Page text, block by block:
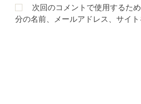
次回のコメントで使用するた
分の名前、メールアドレス、サイト